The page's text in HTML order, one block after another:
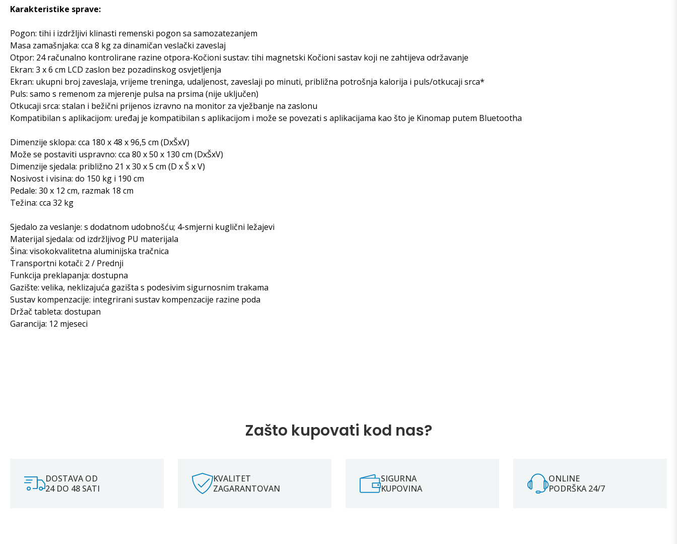
Karakteristike sprave:
Pogon: tihi i izdržljivi klinasti remenski pogon sa samozatezanjem
Masa zamašnjaka: cca 8 kg za dinamičan veslački zaveslaj
Otpor: 24 računalno kontrolirane razine otpora-Kočioni sustav: tihi magnetski Kočioni sastav koji ne zahtijeva održavanje
Ekran: 3 x 6 cm LCD zaslon bez pozadinskog osvjetljenja
Ekran: ukupni broj zaveslaja, vrijeme treninga, udaljenost, zaveslaji po minuti, približna potrošnja kalorija i puls/otkucaji srca*
Puls: samo s remenom za mjerenje pulsa na prsima (nije uključen)
Otkucaji srca: stalan i bežični prijenos izravno na monitor za vježbanje na zaslonu
Kompatibilan s aplikacijom: uređaj je kompatibilan s aplikacijom i može se povezati s aplikacijama kao što je Kinomap putem Bluetootha
Dimenzije sklopa: cca 180 x 48 x 96,5 cm (DxŠxV)
Može se postaviti uspravno: cca 80 x 50 x 130 cm (DxŠxV)
Dimenzije sjedala: približno 21 x 30 x 5 cm (D x Š x V)
Nosivost i visina: do 150 kg i 190 cm
Pedale: 30 x 12 cm, razmak 18 cm
Težina: cca 32 kg
Sjedalo za veslanje: s dodatnom udobnošću; 4-smjerni kuglični ležajevi
Materijal sjedala: od izdržljivog PU materijala
Šina: visokokvalitetna aluminijska tračnica
Transportni kotači: 2 / Prednji
Funkcija preklapanja: dostupna
Gazište: velika, neklizajuća gazišta s podesivim sigurnosnim trakama
Sustav kompenzacije: integrirani sustav kompenzacije razine poda
Držač tableta: dostupan
Garancija: 12 mjeseci
Zašto kupovati kod nas?
DOSTAVA OD
24 DO 48 SATI
KVALITET
ZAGARANTOVAN
SIGURNA
KUPOVINA
ONLINE
PODRŠKA 24/7